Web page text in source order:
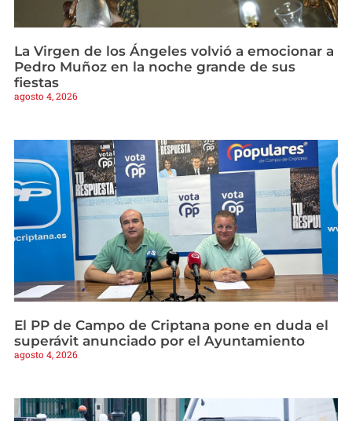
La Virgen de los Ángeles volvió a emocionar a
Pedro Muñoz en la noche grande de sus
fiestas
agosto 4, 2026
El PP de Campo de Criptana pone en duda el
superávit anunciado por el Ayuntamiento
agosto 4, 2026